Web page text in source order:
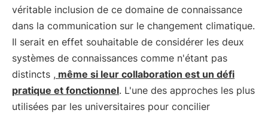
véritable inclusion de ce domaine de connaissance
dans la communication sur le changement climatique.
Il serait en effet souhaitable de considérer les deux
systèmes de connaissances comme n'étant pas
distincts , même si leur collaboration est un défi
pratique et fonctionnel. L'une des approches les plus
utilisées par les universitaires pour concilier